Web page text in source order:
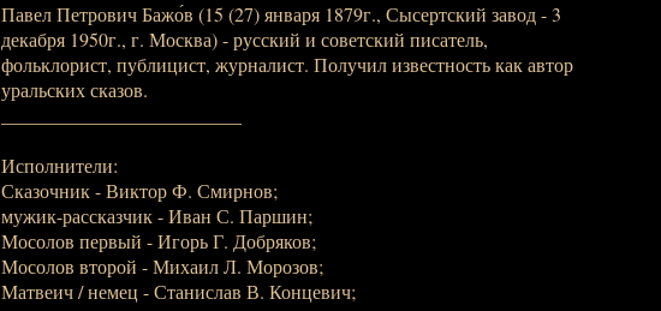
Павел Петрович Бажо́в (15 (27) января 1879г., Сысертский завод - 3
декабря 1950г., г. Москва) - русский и советский писатель,
фольклорист, публицист, журналист. Получил известность как автор
уральских сказов.
Исполнители:
Сказочник - Виктор Ф. Смирнов;
мужик-рассказчик - Иван С. Паршин;
Мосолов первый - Игорь Г. Добряков;
Мосолов второй - Михаил Л. Морозов;
Матвеич / немец - Станислав В. Концевич;